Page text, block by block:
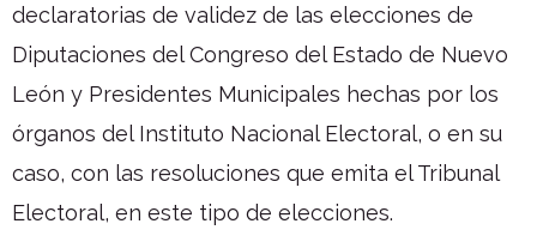
declaratorias de validez de las elecciones de
Diputaciones del Congreso del Estado de Nuevo
León y Presidentes Municipales hechas por los
órganos del Instituto Nacional Electoral, o en su
caso, con las resoluciones que emita el Tribunal
Electoral, en este tipo de elecciones.